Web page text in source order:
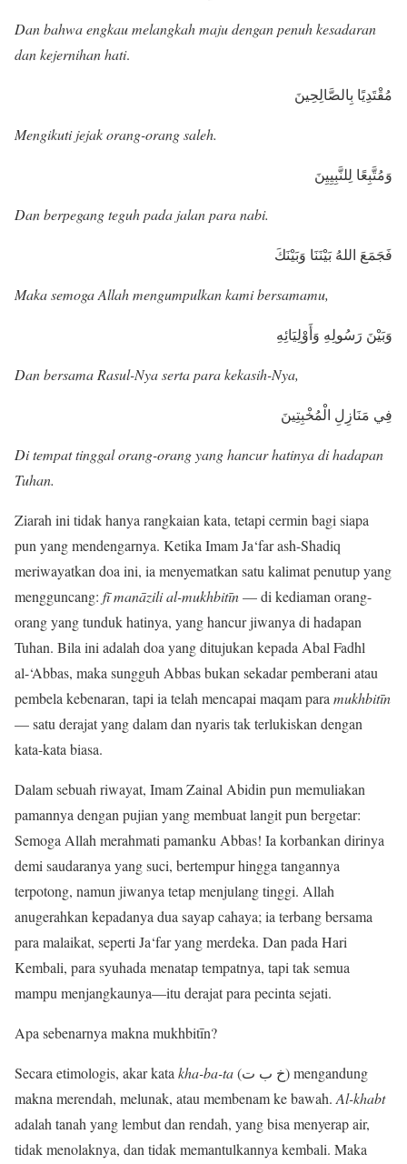
Dan bahwa engkau melangkah maju dengan penuh kesadaran
dan kejernihan hati.
مُقْتَدِيًا بِالصَّالِحِينَ
Mengikuti jejak orang-orang saleh.
وَمُتَّبِعًا لِلنَّبِيِيِنَ
Dan berpegang teguh pada jalan para nabi.
فَجَمَعَ اللهُ بَيْنَنَا وَبَيْنَكَ
Maka semoga Allah mengumpulkan kami bersamamu,
وَبَيْنَ رَسُولِهِ وَأَوْلِيَائِهِ
Dan bersama Rasul-Nya serta para kekasih-Nya,
فِي مَنَازِلِ الْمُخْبِتِينَ
Di tempat tinggal orang-orang yang hancur hatinya di hadapan
Tuhan.
Ziarah ini tidak hanya rangkaian kata, tetapi cermin bagi siapa
pun yang mendengarnya. Ketika Imam Ja‘far ash-Shadiq
meriwayatkan doa ini, ia menyematkan satu kalimat penutup yang
mengguncang: fī manāzili al-mukhbitīn— di kediaman orang-
orang yang tunduk hatinya, yang hancur jiwanya di hadapan
Tuhan. Bila ini adalah doa yang ditujukan kepada Abal Fadhl
al-‘Abbas, maka sungguh Abbas bukan sekadar pemberani atau
pembela kebenaran, tapi ia telah mencapai maqam para mukhbitīn
— satu derajat yang dalam dan nyaris tak terlukiskan dengan
kata-kata biasa.
Dalam sebuah riwayat, Imam Zainal Abidin pun memuliakan
pamannya dengan pujian yang membuat langit pun bergetar:
Semoga Allah merahmati pamanku Abbas! Ia korbankan dirinya
demi saudaranya yang suci, bertempur hingga tangannya
terpotong, namun jiwanya tetap menjulang tinggi. Allah
anugerahkan kepadanya dua sayap cahaya; ia terbang bersama
para malaikat, seperti Ja‘far yang merdeka. Dan pada Hari
Kembali, para syuhada menatap tempatnya, tapi tak semua
mampu menjangkaunya—itu derajat para pecinta sejati.
Apa sebenarnya makna mukhbitīn?
Secara etimologis, akar kata kha-ba-ta(خ ب ت) mengandung
makna merendah, melunak, atau membenam ke bawah. Al-khabt
adalah tanah yang lembut dan rendah, yang bisa menyerap air,
tidak menolaknya, dan tidak memantulkannya kembali. Maka